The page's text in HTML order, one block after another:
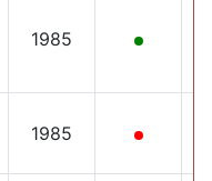
1985
1985